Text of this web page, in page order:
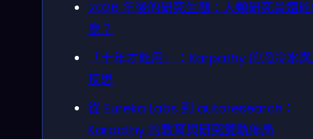
2026 年後的研究生態：人類研究員還
麼？
「十年才能用」：Karpathy 的潑冷水
反思
從 Eureka Labs 到 autoresearch：
Karpathy 的教育與研究雙軌佈局